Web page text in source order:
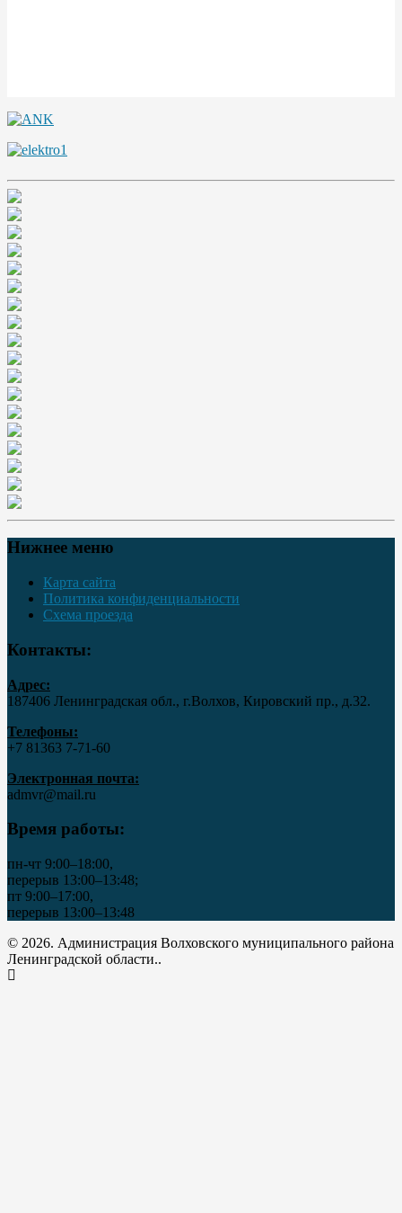
Нижнее меню
Карта сайта
Политика конфиденциальности
Схема проезда
Контакты:
Адрес:
187406 Ленинградская обл., г.Волхов, Кировский пр., д.32.
Телефоны:
+7 81363 7‑71-60
Электронная почта:
admvr@mail.ru
Время работы:
пн-чт 9:00–18:00,
перерыв 13:00–13:48;
пт 9:00–17:00,
перерыв 13:00–13:48
© 2026. Администрация Волховского муниципального района
Ленинградской области..